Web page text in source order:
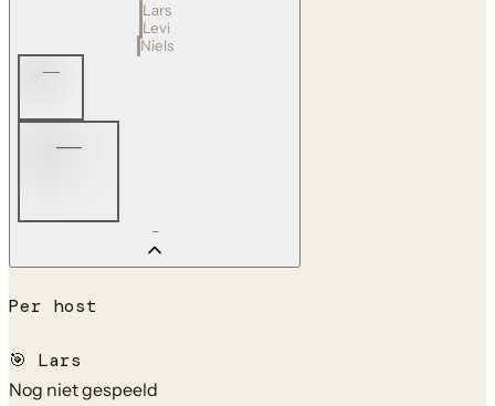
Lars
Levi
Niels
—
—
—
Per host
🎯 Lars
Nog niet gespeeld